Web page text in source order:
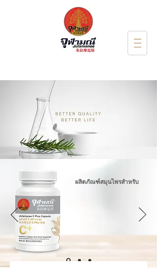
ผลิตภัณฑ์สมุนไพรสำหรับ